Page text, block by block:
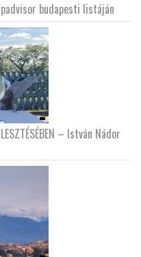
budapesti listáján
– István Nádor